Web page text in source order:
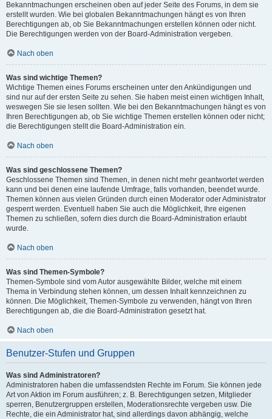
Bekanntmachungen erscheinen oben auf jeder Seite des Forums, in dem sie
erstellt wurden. Wie bei globalen Bekanntmachungen hängt es von Ihren
Berechtigungen ab, ob Sie Bekanntmachungen erstellen können oder nicht.
Die Berechtigungen werden von der Board-Administration vergeben.
Nach oben
Was sind wichtige Themen?
Wichtige Themen eines Forums erscheinen unter den Ankündigungen und
sind nur auf der ersten Seite zu sehen. Sie haben meist einen wichtigen Inhalt,
weswegen Sie sie lesen sollten. Wie bei den Bekanntmachungen hängt es von
Ihren Berechtigungen ab, ob Sie wichtige Themen erstellen können oder nicht;
die Berechtigungen stellt die Board-Administration ein.
Nach oben
Was sind geschlossene Themen?
Geschlossene Themen sind Themen, in denen nicht mehr geantwortet werden
kann und bei denen eine laufende Umfrage, falls vorhanden, beendet wurde.
Themen können aus vielen Gründen durch einen Moderator oder Administrator
gesperrt werden. Eventuell haben Sie auch die Möglichkeit, Ihre eigenen
Themen zu schließen, sofern dies durch die Board-Administration erlaubt
wurde.
Nach oben
Was sind Themen-Symbole?
Themen-Symbole sind vom Autor ausgewählte Bilder, welche mit einem
Thema in Verbindung stehen können, um dessen Inhalt kennzeichnen zu
können. Die Möglichkeit, Themen-Symbole zu verwenden, hängt von Ihren
Berechtigungen ab, die die Board-Administration gesetzt hat.
Nach oben
Benutzer-Stufen und Gruppen
Was sind Administratoren?
Administratoren haben die umfassendsten Rechte im Forum. Sie können jede
Art von Aktion im Forum ausführen; z. B. Berechtigungen setzen, Mitglieder
sperren, Benutzergruppen erstellen, Moderationsrechte vergeben usw. Die
Rechte, die ein Administrator hat, sind allerdings davon abhängig, welche